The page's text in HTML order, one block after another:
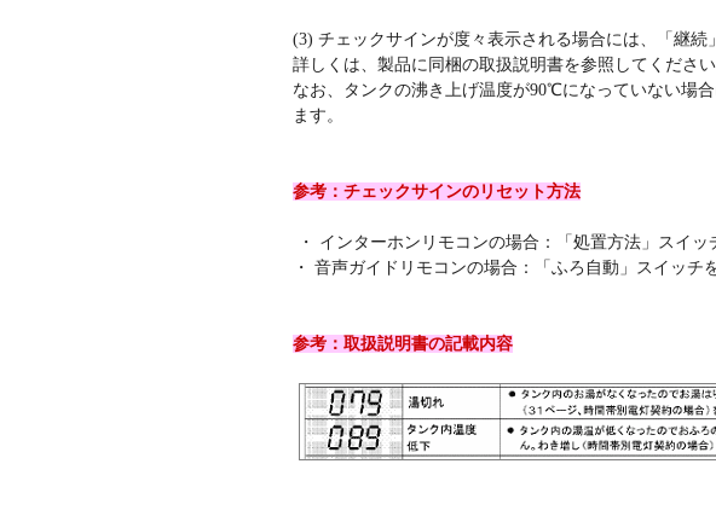
(3) チェックサインが度々表示される場合には、「継続
詳しくは、製品に同梱の取扱説明書を参照してください
なお、タンクの沸き上げ温度が90℃になっていない場
ます。
参考：チェックサインのリセット方法
・ インターホンリモコンの場合：「処置方法」スイ
・ 音声ガイドリモコンの場合：「ふろ自動」スイッチ
参考：取扱説明書の記載内容